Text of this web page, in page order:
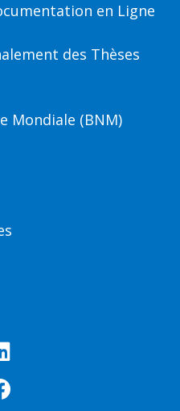
en Ligne
des Thèses
Mondiale (BNM)